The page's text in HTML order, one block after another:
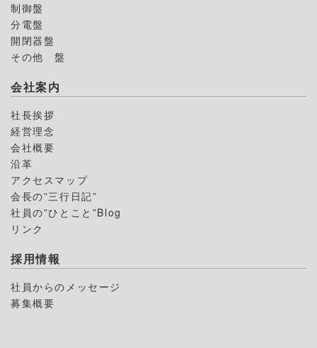
制御盤
分電盤
開閉器盤
その他 盤
会社案内
社長挨拶
経営理念
会社概要
沿革
アクセスマップ
会長の”三行日記”
社員の”ひとこと”Blog
リンク
採用情報
社員からのメッセージ
募集概要